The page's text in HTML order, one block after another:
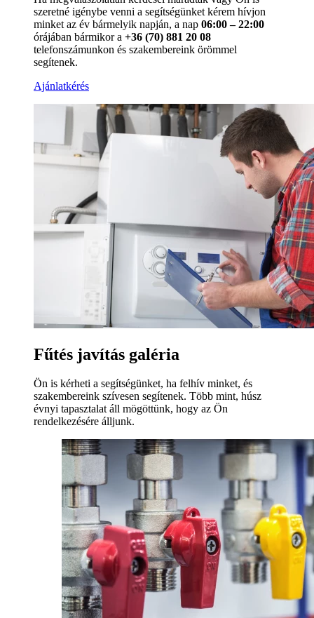
szeretné igénybe venni a segítségünket kérem hívjon
minket az év bármelyik napján, a nap 06:00 – 22:00
órájában bármikor a +36 (70) 881 20 08
telefonszámunkon és szakembereink örömmel
segítenek.
Ajánlatkérés
Fűtés javítás galéria
Ön is kérheti a segítségünket, ha felhív minket, és
szakembereink szívesen segítenek. Több mint, húsz
évnyi tapasztalat áll mögöttünk, hogy az Ön
rendelkezésére álljunk.